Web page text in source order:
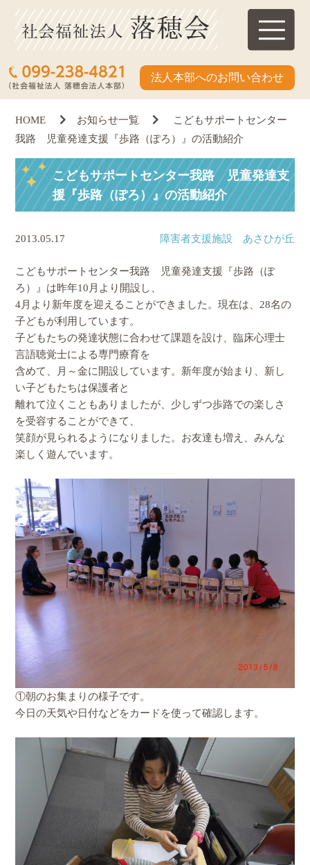
法人本部へのお問い合わせ
HOME お知らせ一覧
こどもサポートセンター
我路 児童発達支援『歩路（ぽろ）』の活動紹介
こどもサポートセンター我路 児童発達支
援『歩路（ぽろ）』の活動紹介
障害者支援施設 あさひが丘
2013.05.17
こどもサポートセンター我路 児童発達支援『歩路（ぽ
ろ）』は昨年10月より開設し、
4月より新年度を迎えることができました。現在は、28名の
子どもが利用しています。
子どもたちの発達状態に合わせて課題を設け、臨床心理士
言語聴覚士による専門療育を
含めて、月～金に開設しています。新年度が始まり、新し
い子どもたちは保護者と
離れて泣くこともありましたが、少しずつ歩路での楽しさ
を受容することができて、
笑顔が見られるようになりました。お友達も増え、みんな
楽しく遊んでいます。
①朝のお集まりの様子です。
今日の天気や日付などをカードを使って確認します。